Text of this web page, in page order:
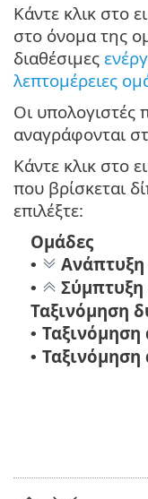
Κάντε κλικ στο
στο όνομα της
διαθέσιμες
λεπτομέρειες
Οι υπολογιστές
αναγράφονται
Κάντε κλικ στο
που βρίσκεται
επιλέξτε:
Ομάδες
•
•
Ταξινόμηση
•
•